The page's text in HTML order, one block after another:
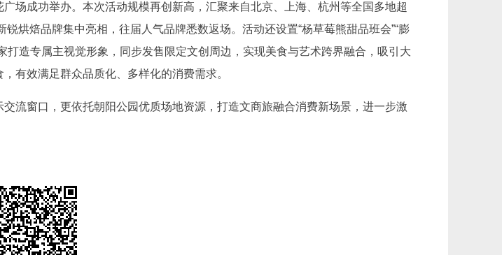
场成功举办。本次活动规模再创新高，汇聚来自北京、上海、杭州等全国多地超
烘焙品牌集中亮相，往届人气品牌悉数返场。活动还设置“杨草莓熊甜品班会”“膨
造专属主视觉形象，同步发售限定文创周边，实现美食与艺术跨界融合，吸引大
有效满足群众品质化、多样化的消费需求。
流窗口，更依托朝阳公园优质场地资源，打造文商旅融合消费新场景，进一步激